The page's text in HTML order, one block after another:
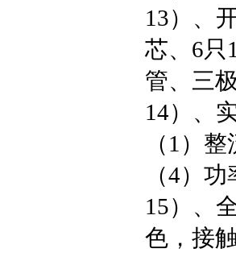
13）、
芯、6只
管、三
14）、
（1）
（4）
15）、
色，接